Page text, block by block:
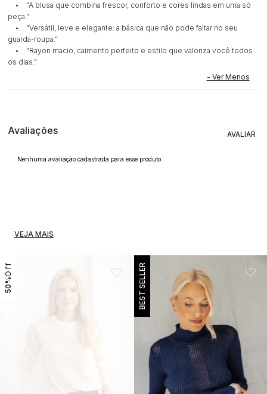
• “A blusa que combina frescor, conforto e cores lindas em uma só
peça.”
• “Versátil, leve e elegante: a básica que não pode faltar no seu
guarda-roupa.”
• “Rayon macio, caimento perfeito e estilo que valoriza você todos
os dias.”
Avaliações
Nenhuma avaliação cadastrada para esse produto.
VEJA MAIS
50% BEST SELLER